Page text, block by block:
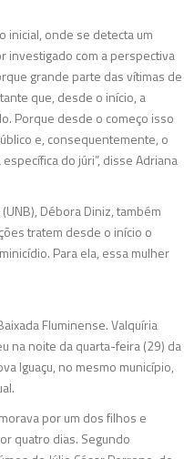
inicial, onde se detecta um
investigado com a perspectiva
grande parte das vítimas de
que, desde o início, a
Porque desde o começo isso
e, consequentemente, o
do júri”, disse Adriana
Débora Diniz, também
tratem desde o início o
Para ela, essa mulher
Fluminense. Valquíria
na noite da quarta-feira (29) da
Iguaçu, no mesmo município,
por um dos filhos e
quatro dias. Segundo